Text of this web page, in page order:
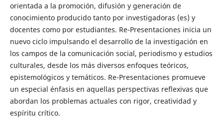
orientada a la promoción, difusión y generación de
conocimiento producido tanto por investigadoras (es) y
docentes como por estudiantes. Re-Presentaciones inicia un
nuevo ciclo impulsando el desarrollo de la investigación en
los campos de la comunicación social, periodismo y estudios
culturales, desde los más diversos enfoques teóricos,
epistemológicos y temáticos. Re-Presentaciones promueve
un especial énfasis en aquellas perspectivas reflexivas que
abordan los problemas actuales con rigor, creatividad y
espíritu crítico.